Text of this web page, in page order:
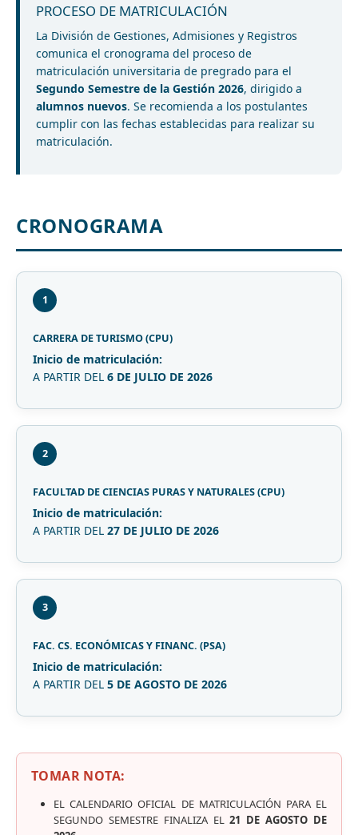
PROCESO DE MATRICULACIÓN
La División de Gestiones, Admisiones y Registros
comunica el cronograma del proceso de
matriculación universitaria de pregrado para el
Segundo Semestre de la Gestión 2026, dirigido a
alumnos nuevos. Se recomienda a los postulantes
cumplir con las fechas establecidas para realizar su
matriculación.
CRONOGRAMA
1
CARRERA DE TURISMO (CPU)
Inicio de matriculación:
A PARTIR DEL 6 DE JULIO DE 2026
2
FACULTAD DE CIENCIAS PURAS Y NATURALES (CPU)
Inicio de matriculación:
A PARTIR DEL 27 DE JULIO DE 2026
3
FAC. CS. ECONÓMICAS Y FINANC. (PSA)
Inicio de matriculación:
A PARTIR DEL 5 DE AGOSTO DE 2026
TOMAR NOTA:
EL CALENDARIO OFICIAL DE MATRICULACIÓN PARA EL
SEGUNDO SEMESTRE FINALIZA EL21 DE AGOSTO DE